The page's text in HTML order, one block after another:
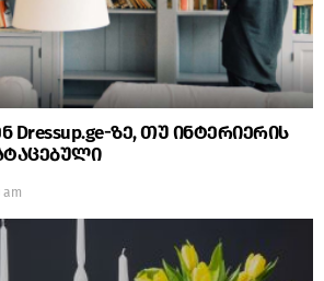
Dressup.ge-ზე, თუ ინტერიერის
am